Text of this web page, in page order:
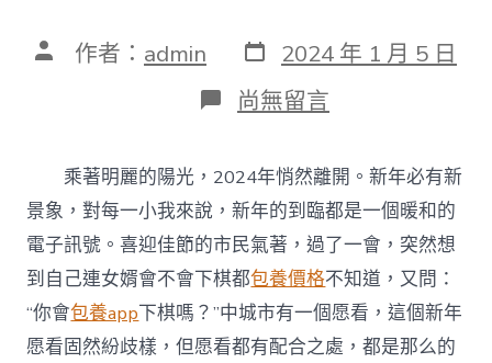
文 作者： admin 發
表
日
期
2024 年 1 月 5 日
在
〈張
靜
：
信
任
本
年
也
是
幸
尚無留言
乘著明麗的陽光，2024年悄然離開。新年必有新
景象，對每一小我來說，新年的到臨都是一個暖和的
電子訊號。喜迎佳節的市民氣著，過了一會，突然想
到自己連女婿會不會下棋都包養價格不知道，又問：
“你會包養app下棋嗎？”中城市有一個愿看，這個新年
愿看固然紛歧樣，但愿看都有配合之處，都是那么的